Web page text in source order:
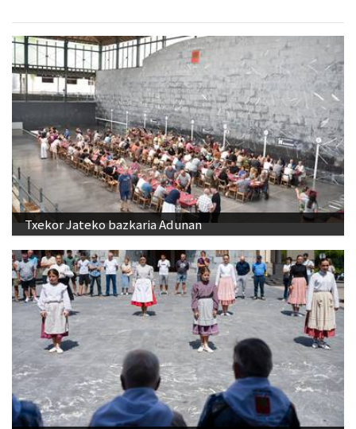
Txekor Jateko bazkaria Adunan